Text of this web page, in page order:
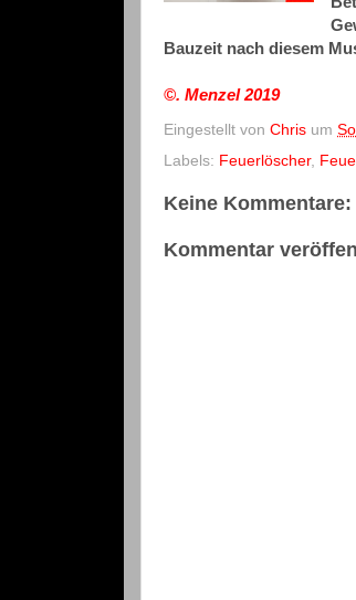
Bauzeit nach diesem
©. Menzel2019
Eingestellt von Chris um
Labels: Feuerlöscher,
Keine Kommentare:
Kommentar